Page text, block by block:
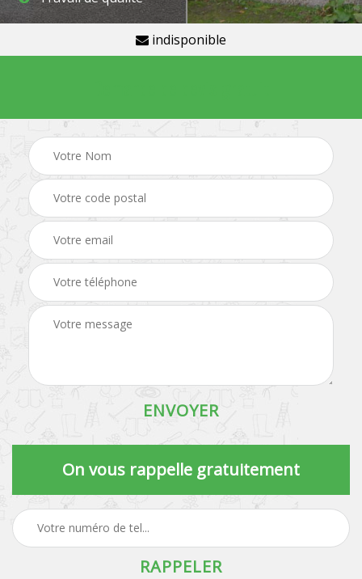
indisponible
On vous rappelle gratuitement